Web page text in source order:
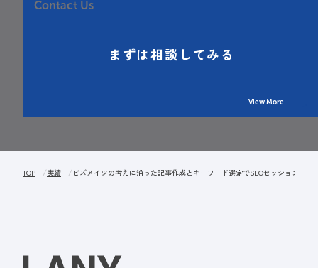
Contact Us
まずは相談してみる
View More
TOP 実績 ビズメイツの考えに沿った記事作成とキーワード選定でSEOセッション数を